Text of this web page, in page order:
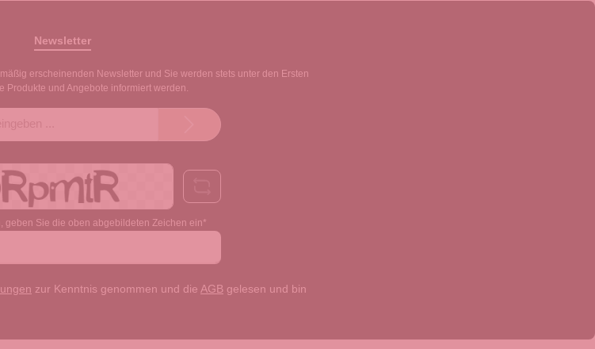
Newsletter
erscheinenden Newsletter und Sie werden stets unter den Ersten
Produkte und Angebote informiert werden.
Adresse*
geben Sie die oben abgebildeten Zeichen ein*
zur Kenntnis genommen und die AGB gelesen und bin